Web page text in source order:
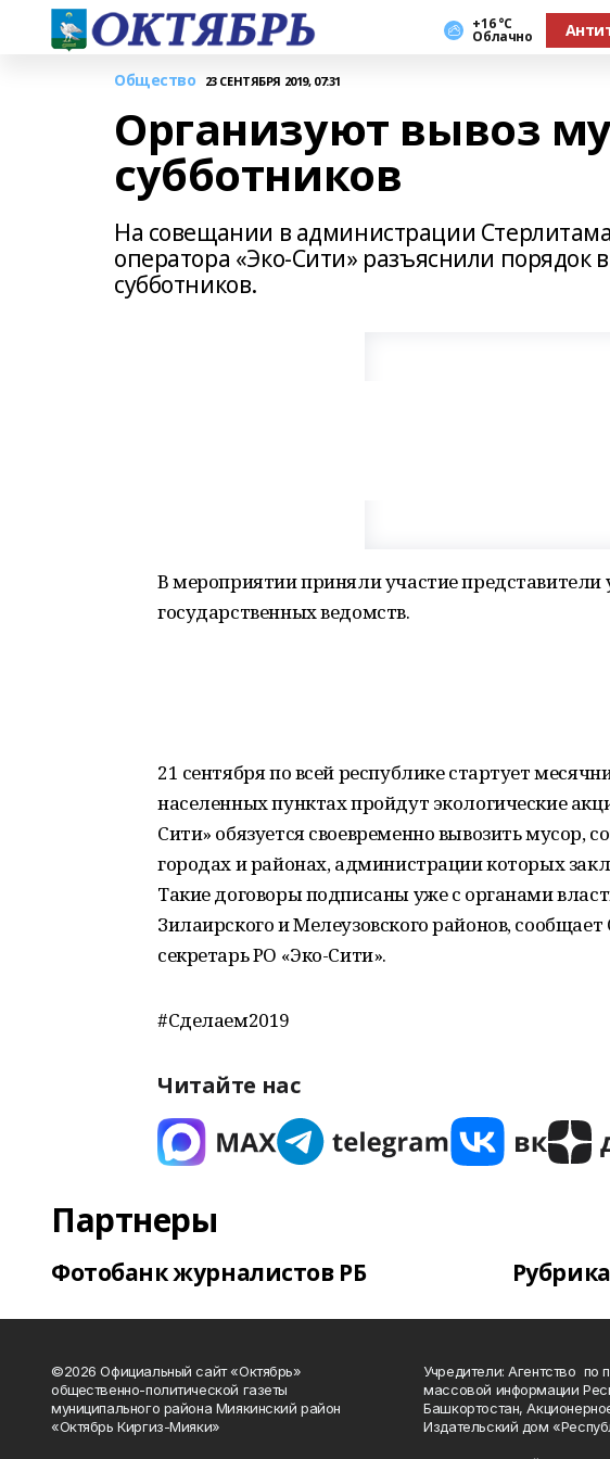
+16 °С
Облачно
Общество 23 СЕНТЯБРЯ 2019, 07:31
Организуют вывоз
субботников
На совещании в администрации
оператора «Эко-Сити» разъяснили порядок
субботников.
В мероприятии приняли участие
государственных ведомств.
21 сентября по всей республике стартует
населенных пунктах пройдут экологические
Сити» обязуется своевременно вывозить мусор,
городах и районах, администрации которых
Такие договоры подписаны уже с органами
Зилаирского и Мелеузовского районов,
секретарь РО «Эко-Сити».
#Сделаем2019
Читайте нас
Партнеры
Фотобанк журналистов РБ
©2026 Официальный сайт «Октябрь»
общественно-политической газеты
муниципального района Миякинский район
«Октябрь Киргиз-Мияки»
Учредители: Агентство по
массовой информации
Башкортостан,
Издательский дом